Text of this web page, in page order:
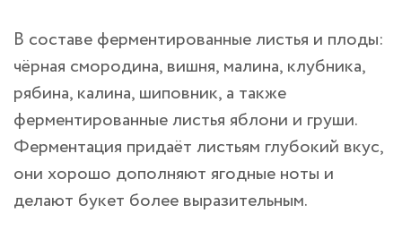
В составе ферментированные листья и плоды:
чёрная смородина, вишня, малина, клубника,
рябина, калина, шиповник, а также
ферментированные листья яблони и груши.
Ферментация придаёт листьям глубокий вкус,
они хорошо дополняют ягодные ноты и
делают букет более выразительным.